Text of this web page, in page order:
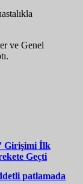
ve Genel
Girişimi İlk
Geçti
patlamada